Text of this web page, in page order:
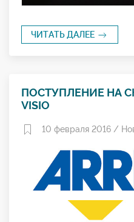
ЧИТАТЬ ДАЛЕЕ
ПОСТУПЛЕНИЕ НА
VISIO
10 февраля 2016 /